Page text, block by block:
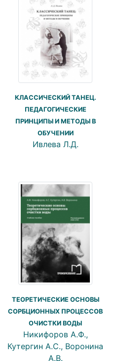
КЛАССИЧЕСКИЙ ТАНЕЦ.
ПЕДАГОГИЧЕСКИЕ
ПРИНЦИПЫ И МЕТОДЫ В
ОБУЧЕНИИ
Ивлева Л.Д.
ТЕОРЕТИЧЕСКИЕ ОСНОВЫ
СОРБЦИОННЫХ ПРОЦЕССОВ
ОЧИСТКИ ВОДЫ
Никифоров А.Ф.,
Кутергин А.С., Воронина
А.В.